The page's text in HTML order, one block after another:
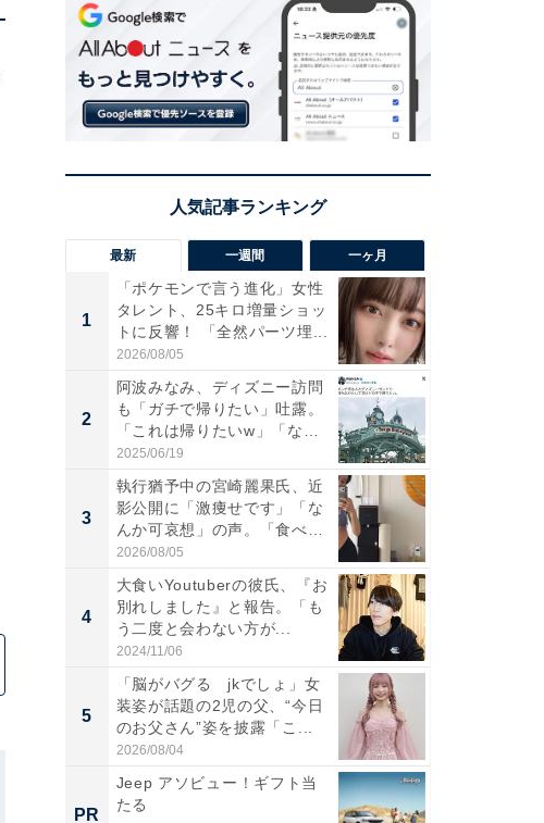
最新 一週間 一ヶ月
1
「ポケモンで言う進化」女性
タレント、25キロ増量ショッ
トに反響！ 「全然パーツ埋...
2026/08/05
2
阿波みなみ、ディズニー訪問
も「ガチで帰りたい」吐露。
「これは帰りたいw」「なん
ち...
2025/06/19
3
執行猶予中の宮崎麗果氏、近
影公開に「激痩せです」「な
んか可哀想」の声。「食べら
れ...
2026/08/05
4
大食いYoutuberの彼氏、『お
別れしました』と報告。「も
う二度と会わない方が...
2024/11/06
5
「脳がバグる jkでしょ」女
装姿が話題の2児の父、“今日
のお父さん”姿を披露「こ...
2026/08/04
PR
Jeep アソビュー！ギフト当
たる